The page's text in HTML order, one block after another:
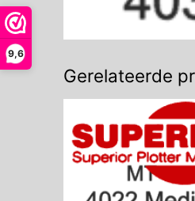
9,6
Gerelateerde